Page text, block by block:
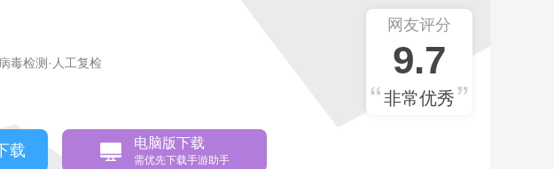
毒检测·人工复检
载 电脑版下载
需优先下载手游助手
网友评分
9.7
非常优秀